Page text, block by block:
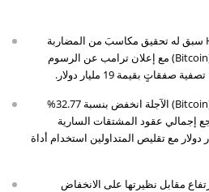
الكيان المعروف باسم Hyperunit سبق له تحقيق مكاسبَ من المضاربة
على انخفاض سعر عملة بيتكوين (Bitcoin) مع إعلان ترامب عن الرسوم
بقيمة 19 مليار دولار.
أحجام تداول عقود عملة بيتكوين (Bitcoin) الآجلة انخفض بنسبة 32.77%
فيما تراجع إجمالي عقود المشتقات السارية
المفتوحة) إلى 72.62 مليار دولار مع تقليص المتداولين استخدام أداة
مقابل نظيرتها على الانخفاض